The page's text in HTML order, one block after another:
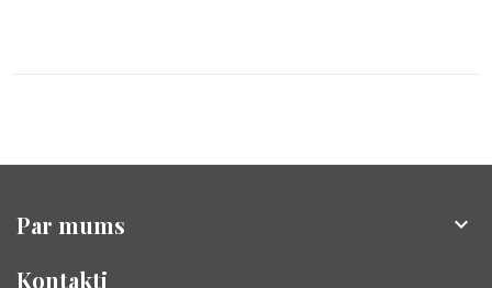
Par mums 
Kontakti